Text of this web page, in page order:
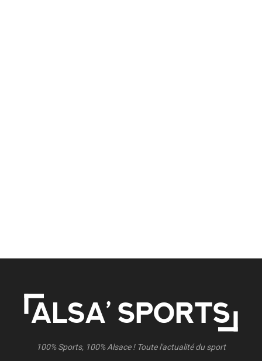
100% Sports, 100% Alsace ! Toute l'actualité du sport